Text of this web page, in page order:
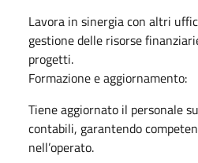
Lavora in sinergia con altri
gestione delle risorse
progetti.
Formazione e aggiornamento:
Tiene aggiornato il personale
contabili, garantendo
nell’operato.